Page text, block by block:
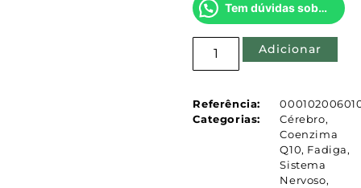
Tem dúvidas sobre este produto?
Adicionar
Referência:
Categorias:
Cérebro,
Coenzima
Q10, Fadiga,
Sistema
Nervoso,